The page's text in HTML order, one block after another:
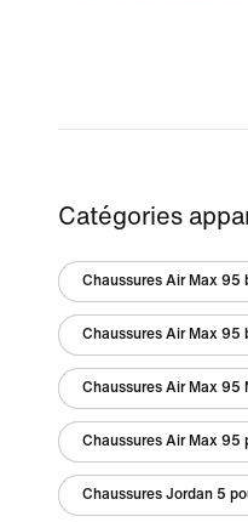
Catégories
Chaussures Air Max 95
Chaussures Air Max 95
Chaussures Air Max 95
Chaussures Air Max 95
Chaussures Jordan 5